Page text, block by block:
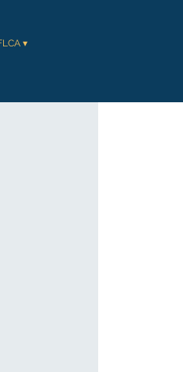
▾